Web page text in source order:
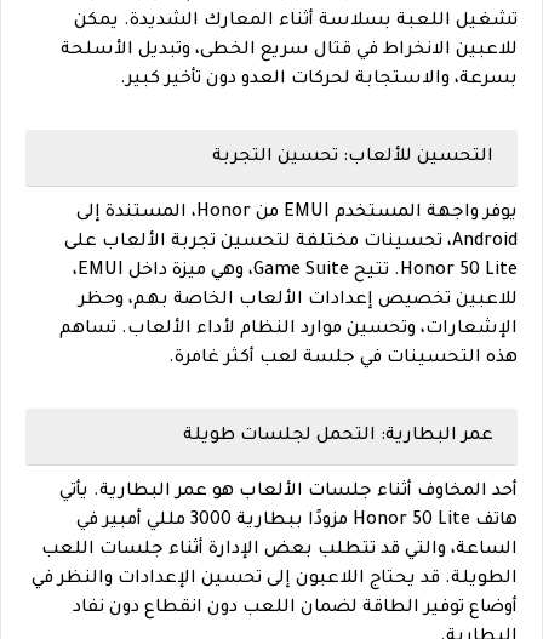
تشغيل اللعبة بسلاسة أثناء المعارك الشديدة. يمكن
للاعبين الانخراط في قتال سريع الخطى، وتبديل الأسلحة
بسرعة، والاستجابة لحركات العدو دون تأخير كبير.
التحسين للألعاب: تحسين التجربة
يوفر واجهة المستخدم EMUI من Honor، المستندة إلى
Android، تحسينات مختلفة لتحسين تجربة الألعاب على
Honor 50 Lite. تتيح Game Suite، وهي ميزة داخل EMUI،
للاعبين تخصيص إعدادات الألعاب الخاصة بهم، وحظر
الإشعارات، وتحسين موارد النظام لأداء الألعاب. تساهم
هذه التحسينات في جلسة لعب أكثر غامرة.
عمر البطارية: التحمل لجلسات طويلة
أحد المخاوف أثناء جلسات الألعاب هو عمر البطارية. يأتي
هاتف Honor 50 Lite مزودًا ببطارية 3000 مللي أمبير في
الساعة، والتي قد تتطلب بعض الإدارة أثناء جلسات اللعب
الطويلة. قد يحتاج اللاعبون إلى تحسين الإعدادات والنظر في
أوضاع توفير الطاقة لضمان اللعب دون انقطاع دون نفاد